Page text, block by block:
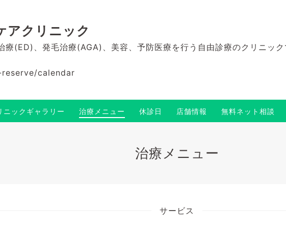
アクリニック
療(ED)、発毛治療(AGA)、美容、予防医療を行う自由診療のクリニック
calendar
ニックギャラリー 治療メニュー 休診日 店舗情報 無料ネット相談
治療メニュー
サービス